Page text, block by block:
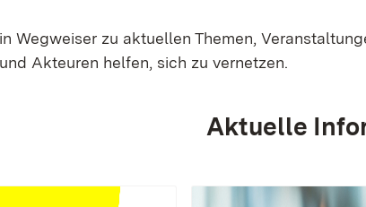
Wegweiser zu aktuellen Themen,
Akteuren helfen, sich zu vernetzen.
Aktuelle